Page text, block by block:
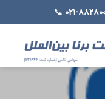
📞